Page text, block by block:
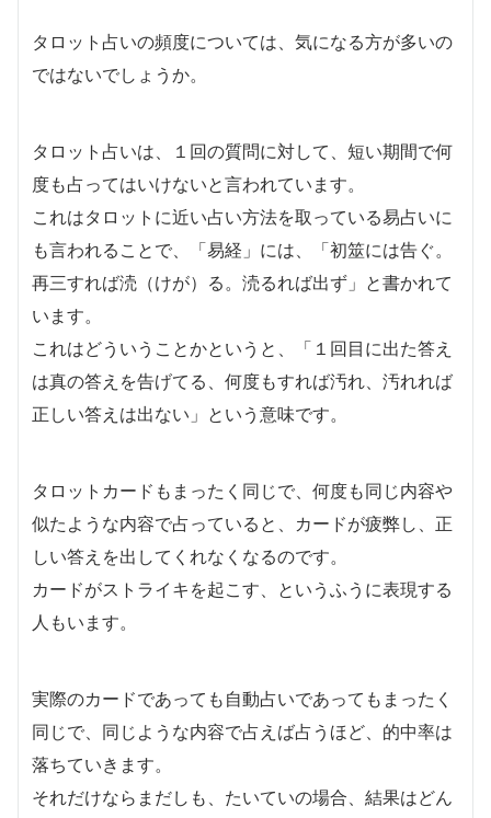
タロット占いの頻度については、気になる方が多いの
ではないでしょうか。
タロット占いは、１回の質問に対して、短い期間で何
度も占ってはいけないと言われています。
これはタロットに近い占い方法を取っている易占いに
も言われることで、「易経」には、「初筮には告ぐ。
再三すれば涜（けが）る。涜るれば出ず」と書かれて
います。
これはどういうことかというと、「１回目に出た答え
は真の答えを告げてる、何度もすれば汚れ、汚れれば
正しい答えは出ない」という意味です。
タロットカードもまったく同じで、何度も同じ内容や
似たような内容で占っていると、カードが疲弊し、正
しい答えを出してくれなくなるのです。
カードがストライキを起こす、というふうに表現する
人もいます。
実際のカードであっても自動占いであってもまったく
同じで、同じような内容で占えば占うほど、的中率は
落ちていきます。
それだけならまだしも、たいていの場合、結果はどん